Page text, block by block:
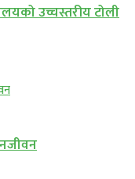
उच्चस्तरीय टोली